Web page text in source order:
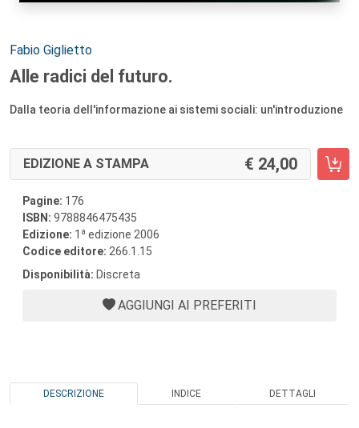
Autori:
Fabio Giglietto
Alle radici del futuro.
Dalla teoria dell'informazione ai sistemi sociali: un'introduzione
EDIZIONE A STAMPA 24,00
Pagine: 176
ISBN: 9788846475435
Edizione: 1 a edizione 2006
Codice editore: 266.1.15
Disponibilità: Discreta
AGGIUNGI AI PREFERITI
DESCRIZIONE INDICE DETTAGLI